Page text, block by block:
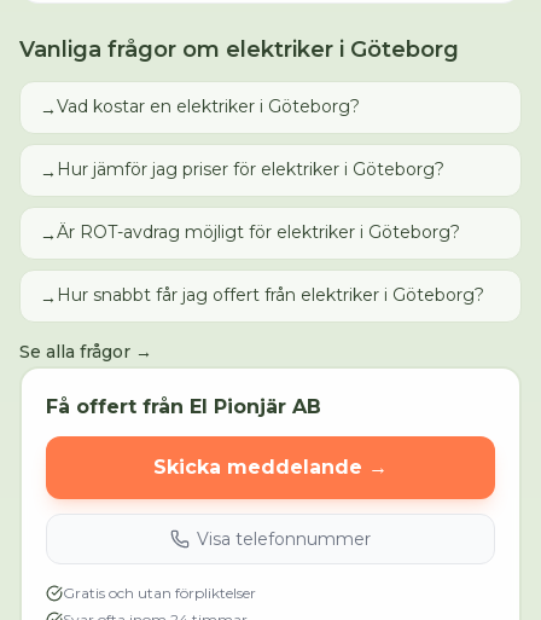
Vanliga frågor om elektriker i Göteborg
→Vad kostar en elektriker i Göteborg?
→ Hur jämför jag priser för elektriker i Göteborg?
→Är ROT-avdrag möjligt för elektriker i Göteborg?
→ Hur snabbt får jag offert från elektriker i Göteborg?
Se alla frågor →
Få offert från El Pionjär AB
Skicka meddelande →
Visa telefonnummer
Gratis och utan förpliktelser